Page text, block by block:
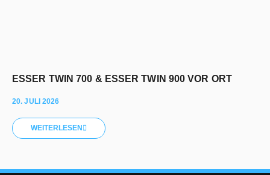
ESSER TWIN 700 & ESSER TWIN 900 VOR ORT
20. JULI 2026
WEITERLESEN